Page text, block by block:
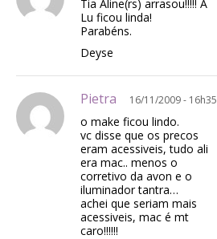
Tia Aline(rs) arrasou!!!!! A
Lu ficou linda!
Parabéns.
Deyse
Pietra 16/11/2009 - 16h35
o make ficou lindo.
vc disse que os precos
eram acessiveis, tudo ali
era mac.. menos o
corretivo da avon e o
iluminador tantra…
achei que seriam mais
acessiveis, mac é mt
caro!!!!!!